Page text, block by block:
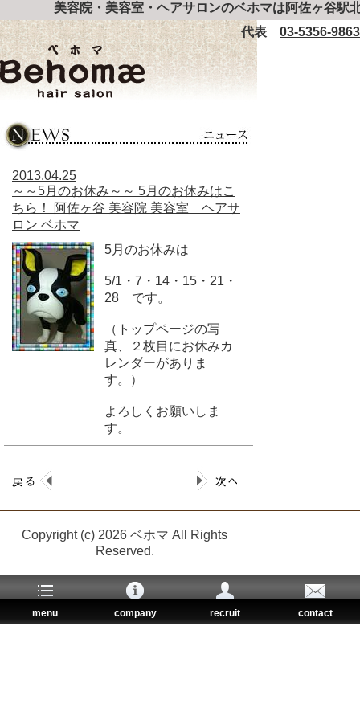
美容院・美容室・ヘアサロンのベホマは阿佐ヶ谷駅
代表 03-5356-9863
2013.04.25
～～5月のお休み～～ 5月のお休みはこ
ちら！ 阿佐ヶ谷 美容院 美容室 ヘアサ
ロン ベホマ
5月のお休みは
5/1・7・14・15・21・
28 です。
（トップページの写
真、２枚目にお休みカ
レンダーがありま
す。）
よろしくお願いしま
す。
Copyright (c) 2026 ベホマ All Rights
Reserved.
menu company recruit contact